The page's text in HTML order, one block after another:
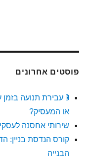
פוסטים אחרונים
🚦 עבירת תנועה
או המעסיק?
שירותי אחסנה
קורס הנדסת בניין:
הבנייה